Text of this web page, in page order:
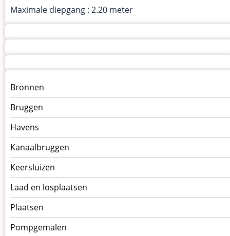
Maximale diepgang : 2.20 meter
Menu
kunstwerken
op
kunstwerkpagina
Bronnen
Bruggen
Havens
Kanaalbruggen
Keersluizen
Laad en losplaatsen
Plaatsen
Pompgemalen